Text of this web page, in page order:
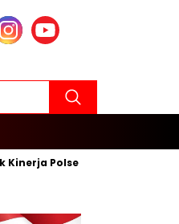
Polsek Cengkareng